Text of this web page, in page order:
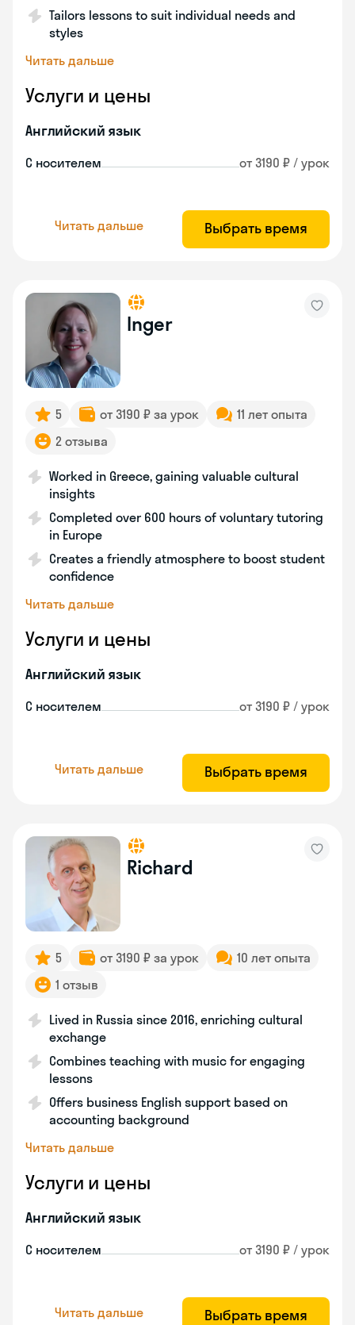
Tailors lessons to suit individual needs and
styles
Читать дальше
Услуги и цены
Английский язык
С носителем от 3190 ₽ / урок
Читать дальше Выбрать время
Inger
5 от 3190 ₽ за урок
11 лет опыта
2 отзыва
Worked in Greece, gaining valuable cultural
insights
Completed over 600 hours of voluntary tutoring
in Europe
Creates a friendly atmosphere to boost student
confidence
Читать дальше
Услуги и цены
Английский язык
С носителем от 3190 ₽ / урок
Читать дальше Выбрать время
Richard
5 от 3190 ₽ за урок
10 лет опыта
1 отзыв
Lived in Russia since 2016, enriching cultural
exchange
Combines teaching with music for engaging
lessons
Offers business English support based on
accounting background
Читать дальше
Услуги и цены
Английский язык
С носителем от 3190 ₽ / урок
Читать дальше Выбрать время